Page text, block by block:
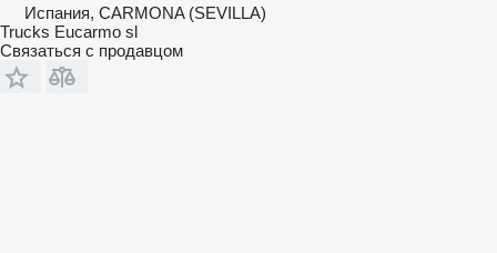
Испания, CARMONA (SEVILLA)
Trucks Eucarmo sl
Связаться с продавцом